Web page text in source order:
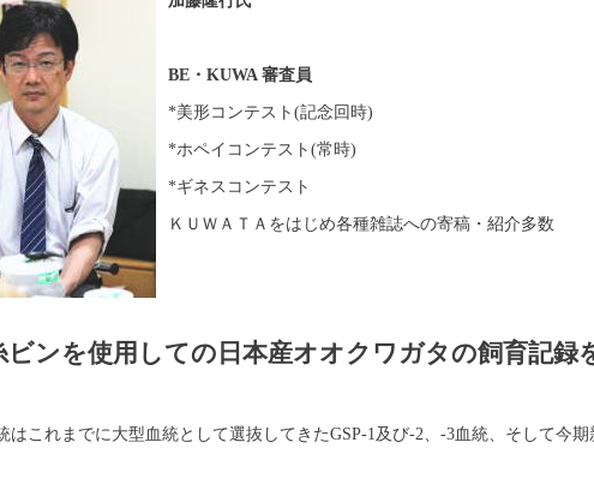
BE・KUWA 審査員
*美形コンテスト(記念回時)
*ホペイコンテスト(常時)
*ギネスコンテスト
ＫＵＷＡＴＡをはじめ各種雑誌への寄稿・紹介多数
ビンを使用しての日本産オオクワガタの飼育記録
はこれまでに大型血統として選抜してきたGSP-1及び-2、-3血統、そして今